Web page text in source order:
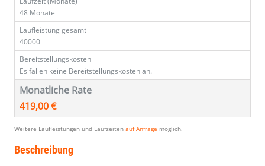
48 Monate
Laufleistung gesamt
40000
Bereitstellungskosten
Es fallen keine Bereitstellungskosten an.
Monatliche Rate
419,00 €
Weitere Laufleistungen und Laufzeiten auf Anfrage möglich.
Beschreibung